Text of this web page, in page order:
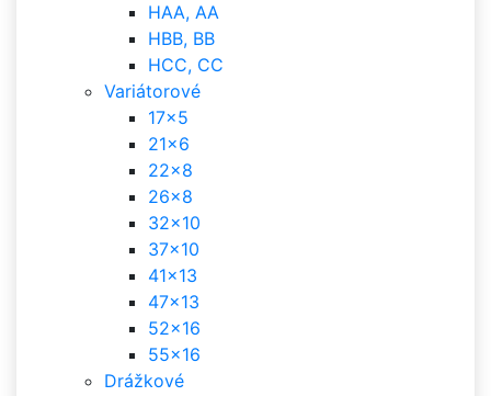
HAA, AA
HBB, BB
HCC, CC
Variátorové
17x5
21x6
22x8
26x8
32x10
37x10
41x13
47x13
52x16
55x16
Drážkové